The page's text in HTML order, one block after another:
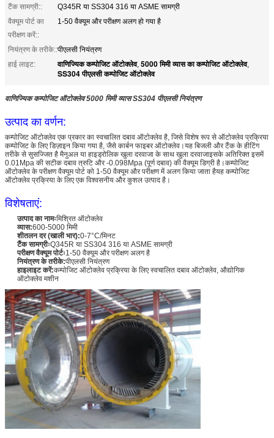
टैंक सामग्री::
Q345R या SS304 316 या ASME सामग्री
वैक्यूम पोर्ट का
परीक्षण करें::
1-50 वैक्यूम और परीक्षण अलग हो गया है
नियंत्रण के तरीके::पीएलसी नियंत्रण
हाई लाइट:
वाणिज्यिक कम्पोजिट ऑटोक्लेव, 5000 मिमी व्यास का कम्पोजिट ऑटोक्लेव,
SS304 पीएलसी कम्पोजिट ऑटोक्लेव
वाणिज्यिक कम्पोजिट ऑटोक्लेव 5000 मिमी व्यास SS304 पीएलसी नियंत्रण
उत्पाद का वर्णन:
कम्पोजिट ऑटोक्लेव एक प्रकार का स्वचालित दबाव ऑटोक्लेव है, जिसे विशेष रूप से ऑटोक्लेव प्रक्रिया
कम्पोजिट के लिए डिज़ाइन किया गया है, जैसे कार्बन फाइबर ऑटोक्लेव।यह बिजली और टैंक के हीटिंग
तरीके से सुसज्जित है मैनुअल या हाइड्रोलिक खुला दरवाजा के साथ खुला दरवाजाइसके अतिरिक्त इसमें
0.01Mpa की सटीक दबाव त्रुटि और -0.098Mpa (पूर्ण दबाव) की वैक्यूम डिग्री है।कम्पोजिट
ऑटोक्लेव के परीक्षण वैक्यूम पोर्ट को 1-50 वैक्यूम और परीक्षण में अलग किया जाता हैयह कम्पोजिट
ऑटोक्लेव प्रक्रिया के लिए एक विश्वसनीय और कुशल उत्पाद है।
विशेषताएं:
उत्पाद का नामःमिश्रित ऑटोक्लेव
व्यास:600-5000 मिमी
शीतलन दर (खाली भार):0-7°C/मिनट
टैंक सामग्रीःQ345R या SS304 316 या ASME सामग्री
परीक्षण वैक्यूम पोर्टः1-50 वैक्यूम और परीक्षण अलग है
नियंत्रण के तरीके:पीएलसी नियंत्रण
हाइलाइट करें:कम्पोजिट ऑटोक्लेव प्रक्रिया के लिए स्वचालित दबाव ऑटोक्लेव, औद्योगिक
ऑटोक्लेव मशीन